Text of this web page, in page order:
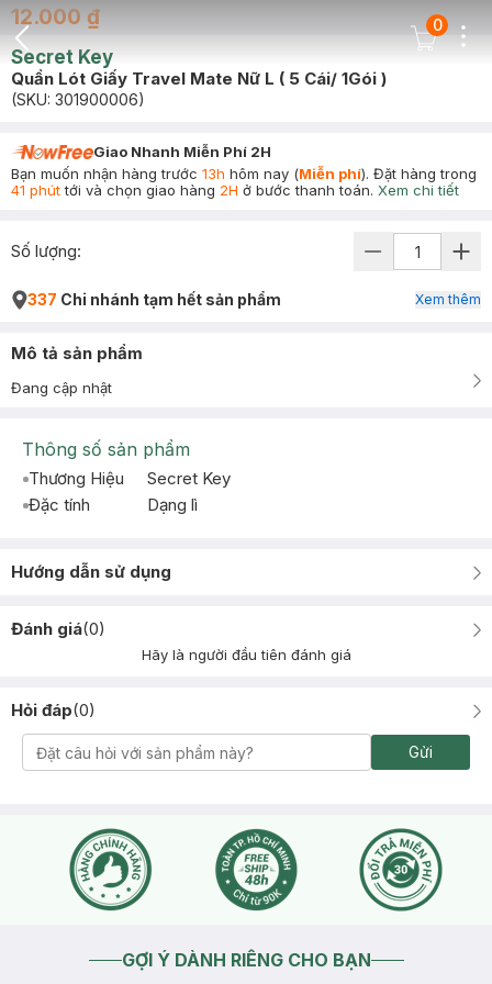
Back Icon
Cart Icon
0
12.000 ₫
Secret Key
Quần Lót Giấy Travel Mate Nữ L ( 5 Cái/ 1Gói )
(SKU: 301900006)
Giao Nhanh Miễn Phí 2H
Bạn muốn nhận hàng trước 13h hôm nay (Miễn phí). Đặt hàng trong
41 phúttới và chọn giao hàng 2H ở bước thanh toán. Xem chi tiết
Số lượng:
337 Chi nhánh tạm hết sản phẩm Xem thêm
Mô tả sản phẩm
Đang cập nhật
Thông số sản phẩm
Thương Hiệu
Secret Key
Đặc tính
Dạng lì
Hướng dẫn sử dụng
Đánh giá(0)
Hãy là người đầu tiên đánh giá
Hỏi đáp(0)
Gửi
GỢI Ý DÀNH RIÊNG CHO BẠN